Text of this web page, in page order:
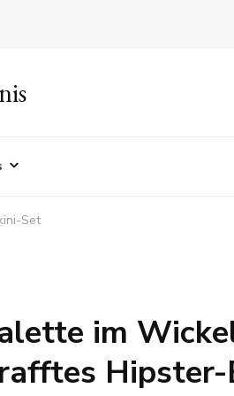
Set
im